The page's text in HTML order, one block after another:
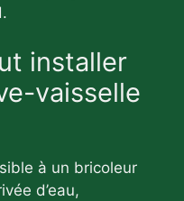
installer
vaisselle
à un bricoleur
d’eau,